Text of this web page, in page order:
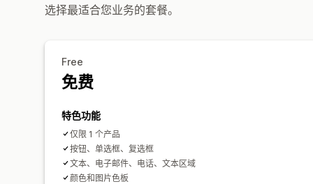
选择最适合您业务的套餐。
Free
免费
特色功能
仅限 1 个产品
按钮、单选框、复选框
文本、电子邮件、电话、文本区域
颜色和图片色板